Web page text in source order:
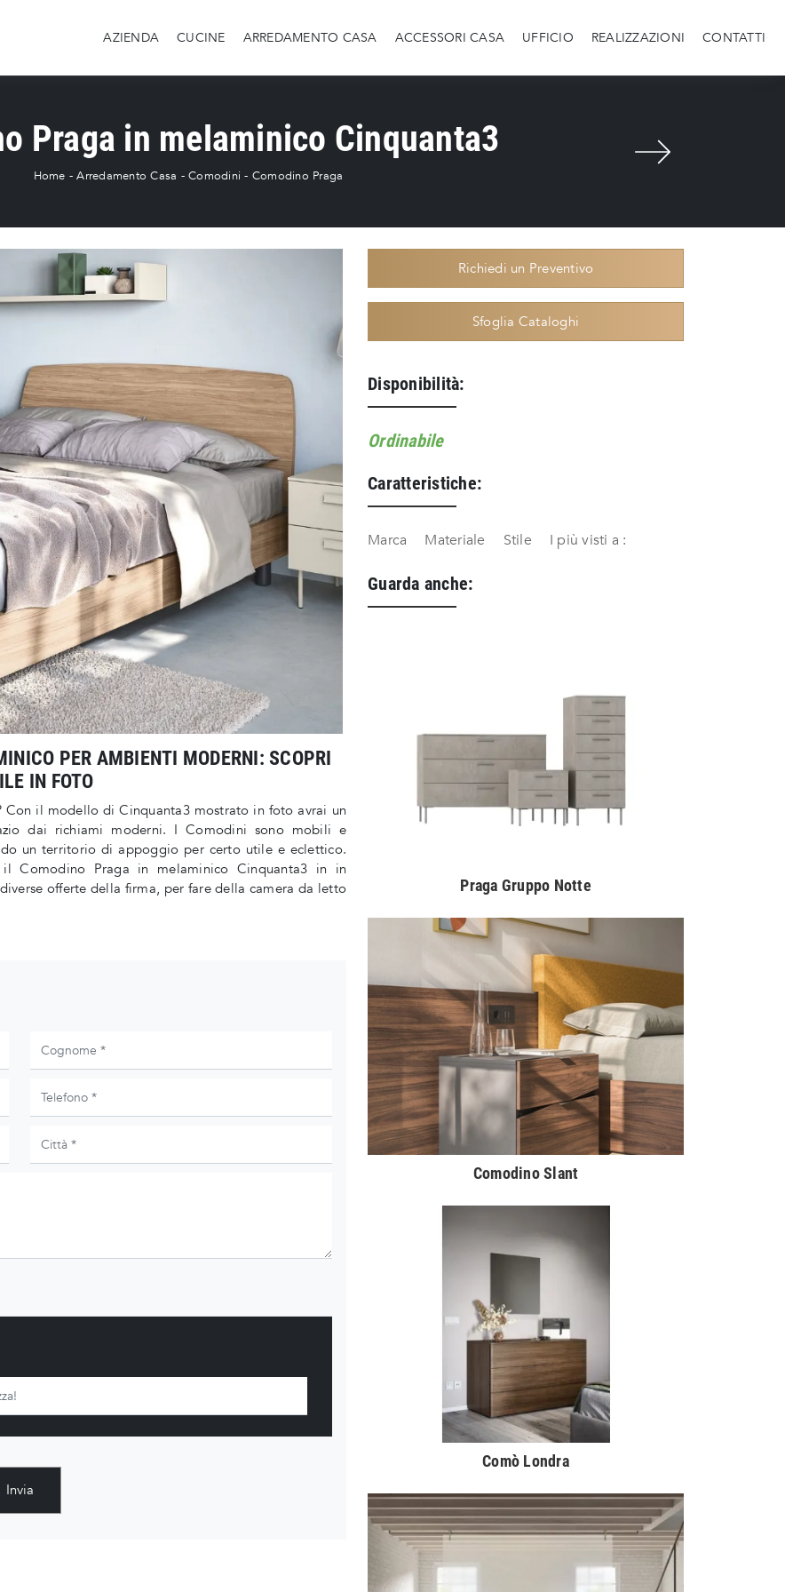
AZIENDA CUCINE ARREDAMENTO CASA ACCESSORI CASA UFFICIO REALIZZAZIONI CONTATTI
Praga in melaminico Cinquanta3
Home -Arredamento Casa -Comodini - Comodino Praga
PER AMBIENTI MODERNI: SCOPRI
IN FOTO
il modello di Cinquanta3 mostrato in foto avrai un
dai richiami moderni. I Comodini sono mobili e
un territorio di appoggio per certo utile e eclettico.
Praga in melaminico Cinquanta3 in in
offerte della firma, per fare della camera da letto
Invia
Richiedi un Preventivo
Sfoglia Cataloghi
Disponibilità:
Ordinabile
Caratteristiche:
Marca Materiale Stile I più visti a :
Guarda anche:
Praga Gruppo Notte
Comodino Slant
Comò Londra